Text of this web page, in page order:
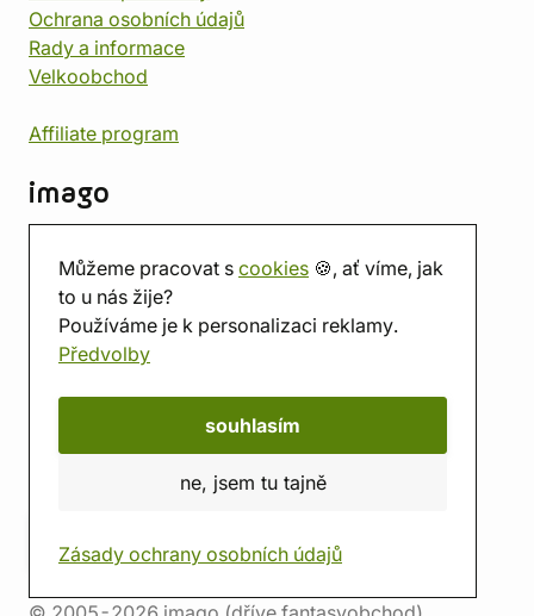
Můžeme pracovat s cookies 🍪, ať víme, jak
to u nás žije?
Používáme je k personalizaci reklamy.
Předvolby
souhlasím
ne, jsem tu tajně
Zásady ochrany osobních údajů
Ochrana osobních údajů
Rady a informace
Velkoobchod
Affiliate program
imago
Prodejna
Herna
O nás
Hodnocení obchodu